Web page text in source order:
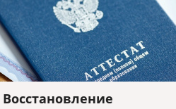
Восстановление